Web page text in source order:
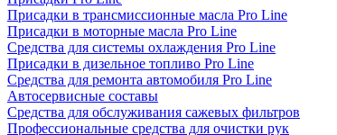
Присадки в трансмиссионные масла Pro Line
Присадки в моторные масла Pro Line
Средства для системы охлаждения Pro Line
Присадки в дизельное топливо Pro Line
Средства для ремонта автомобиля Pro Line
Автосервисные составы
Средства для обслуживания сажевых фильтров
Профессиональные средства для очистки рук